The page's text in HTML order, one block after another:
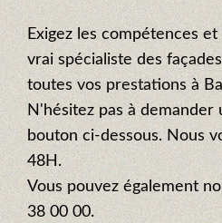
Exigez les compétences
vrai spécialiste des
toutes vos prestations à
N'hésitez pas à demander
bouton ci-dessous. Nous
48H.
Vous pouvez également
38 00 00.